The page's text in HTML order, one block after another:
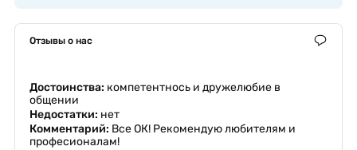
Отзывы о нас
Достоинства: компетентнось и дружелюбие в
общении
Недостатки: нет
Комментарий: Все ОК! Рекомендую любителям и
професионалам!